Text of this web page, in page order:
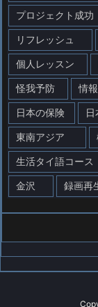
プロジェクト成功
リフレッシュ
個人レッスン
怪我予防 情
日本の保険
東南アジア
生活タイ語コース
金沢 録画再